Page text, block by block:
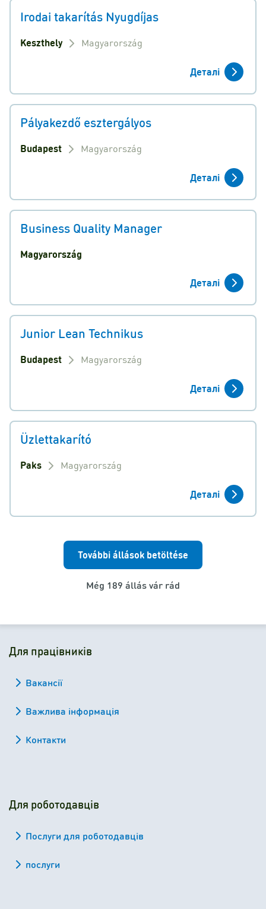
Irodai takarítás Nyugdíjas
Keszthely Magyarország
Деталі
Pályakezdő esztergályos
Budapest Magyarország
Деталі
Business Quality Manager
Magyarország
Деталі
Junior Lean Technikus
Budapest Magyarország
Деталі
Üzlettakarító
Paks Magyarország
Деталі
További állások betöltése
Még 189 állás vár rád
Для працівників
Вакансії
Важлива інформація
Контакти
Для роботодавців
Послуги для роботодавців
послуги